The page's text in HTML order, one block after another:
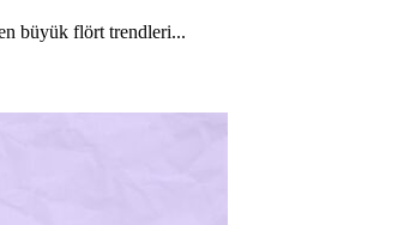
büyük flört trendleri...